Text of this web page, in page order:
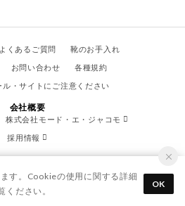
よくあるご質問
靴のお手入れ
お問い合わせ
各種規約
・サイトにご注意ください
会社概要
株式会社モード・エ・ジャコモ
採用情報
/ All Right Reserved.
す。Cookieの使用に関する詳細
ください。
OK